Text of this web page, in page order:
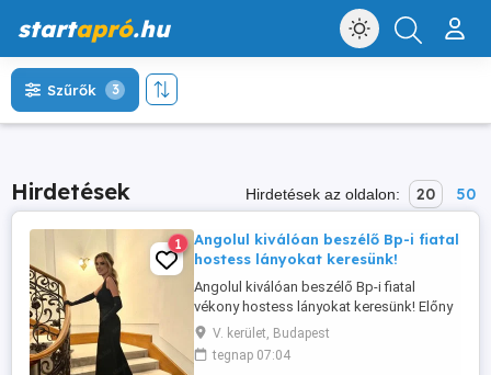
startapró.hu
Szűrők 3
Hirdetések Hirdetések az oldalon: 20 50
1
Angolul kiválóan beszélő Bp-i fiatal
hostess lányokat keresünk!
Angolul kiválóan beszélő Bp-i fiatal
vékony hostess lányokat keresünk! Előny
ha magas is vagy. Idegenforgalmi,
szállodai rendezvényekre. Suli mellett is
tudsz dolgozni. Itt élő külföldi lány is
V. kerület, Budapest
tegnap 07:04